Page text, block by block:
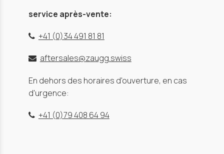
service après-vente:
+41 (0)34 491 81 81
aftersales@zaugg.swiss
En dehors des horaires d'ouverture, en cas
d'urgence:
+41 (0)79 408 64 94